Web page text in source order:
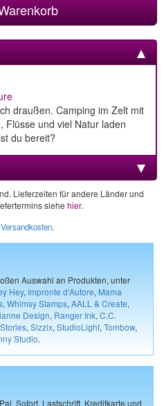
draußen. Camping im Zelt mit
Flüsse und viel Natur laden
du bereit?
Lieferzeiten für andere Länder und
siehe hier.
Versandkosten.
Auswahl an Produkten, unter
Hey, Impronte d'Autore, Mama
, Whimsy Stamps, AALL & Create,
Design, Ranger Ink, C.C.
, Sizzix, StudioLight, Tombow,
Studio.
Sofort, Lastschrift, Kreditkarte und